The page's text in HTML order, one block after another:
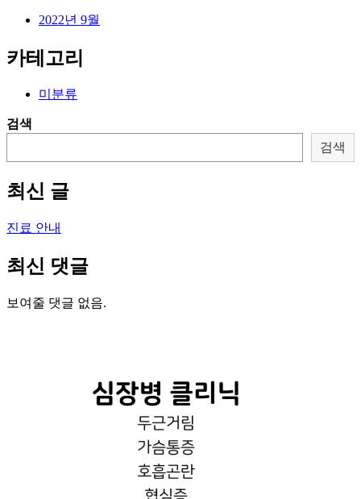
2022년 9월
카테고리
미분류
검색
검색
최신 글
진료 안내
최신 댓글
보여줄 댓글 없음.